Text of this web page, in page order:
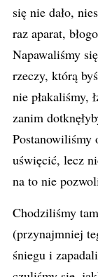
się nie dało,
raz aparat,
Napawaliśmy
rzeczy, którą
nie płakaliśmy,
zanim
Postanowiliśmy
uświęcić, lecz
na to nie
Chodziliśmy
(przynajmniej
śniegu i